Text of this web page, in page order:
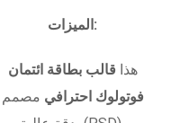
الميزات:
هذا قالب بطاقة ائتمان
فوتولوك احترافي مصمم